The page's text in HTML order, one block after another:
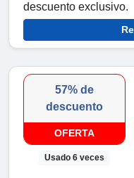
descuento exclusivo.
57% de
descuento
OFERTA
Usado 6 veces